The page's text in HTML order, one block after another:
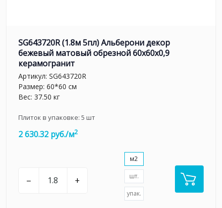
SG643720R (1.8м 5пл) Альберони декор
бежевый матовый обрезной 60x60x0,9
керамогранит
Артикул: SG643720R
Размер: 60*60 см
Вес: 37.50 кг
Плиток в упаковке: 5 шт
2 630.32 руб./м2
– +
м2
шт.
упак.